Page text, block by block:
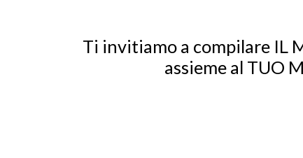
Ti invitiamo a compilare IL
assieme al TUO